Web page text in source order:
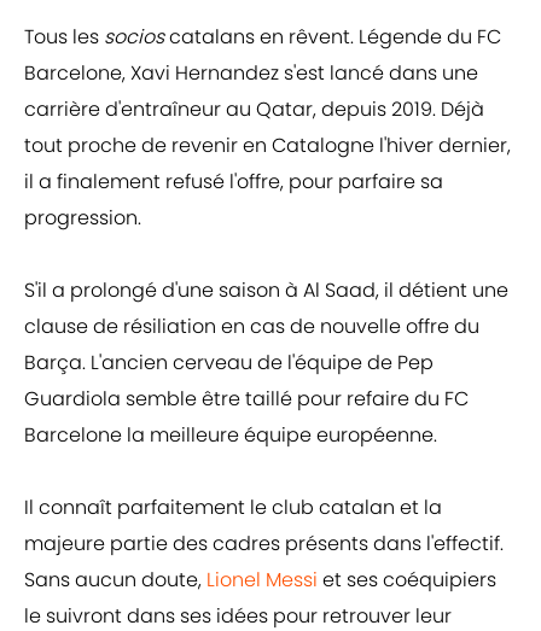
Tous les socioscatalans en rêvent. Légende du FC
Barcelone, Xavi Hernandez s'est lancé dans une
carrière d'entraîneur au Qatar, depuis 2019. Déjà
tout proche de revenir en Catalogne l'hiver dernier,
il a finalement refusé l'offre, pour parfaire sa
progression.
S'il a prolongé d'une saison à Al Saad, il détient une
clause de résiliation en cas de nouvelle offre du
Barça. L'ancien cerveau de l'équipe de Pep
Guardiola semble être taillé pour refaire du FC
Barcelone la meilleure équipe européenne.
Il connaît parfaitement le club catalan et la
majeure partie des cadres présents dans l'effectif.
Sans aucun doute, Lionel Messi et ses coéquipiers
le suivront dans ses idées pour retrouver leur